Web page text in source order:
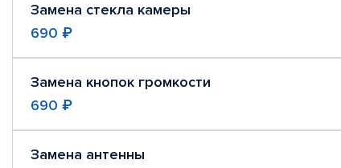
Замена стекла камеры
690 ₽
Замена кнопок громкости
690 ₽
Замена антенны